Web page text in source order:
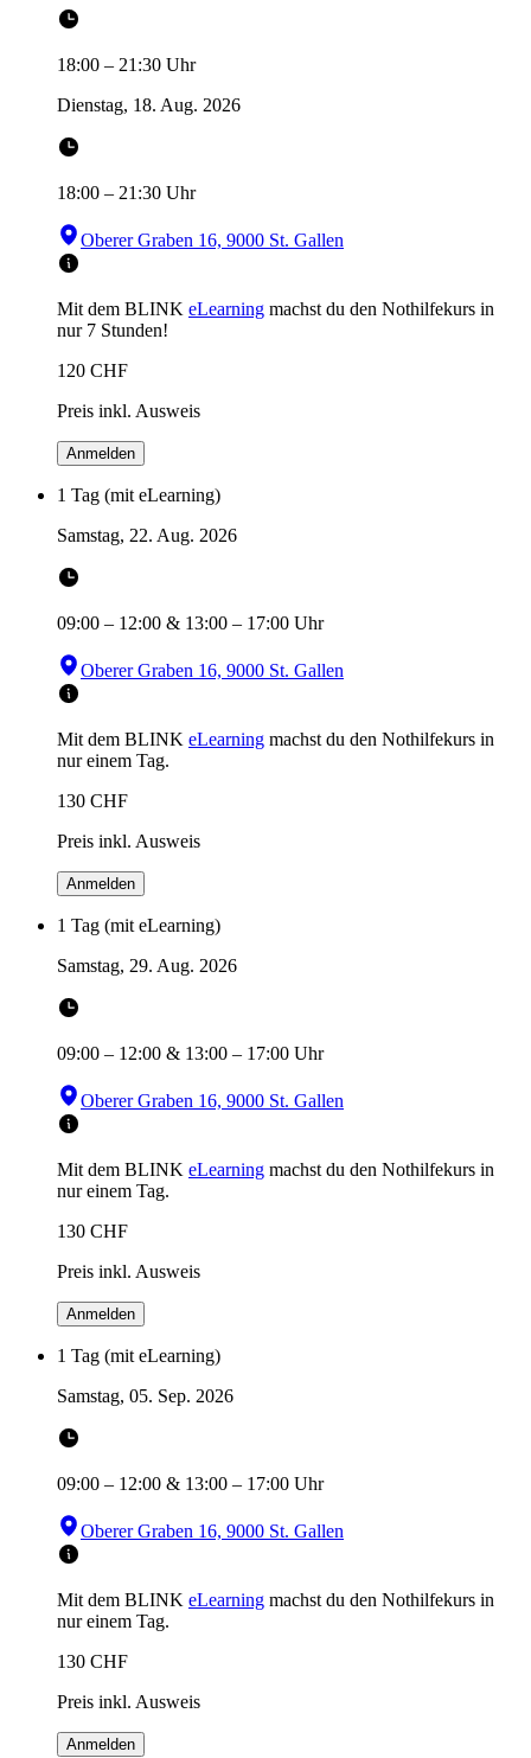
18:00 – 21:30 Uhr
Dienstag, 18. Aug. 2026
18:00 – 21:30 Uhr
Oberer Graben 16, 9000 St. Gallen
Mit dem BLINK eLearning machst du den Nothilfekurs in
nur 7 Stunden!
120 CHF
Preis inkl. Ausweis
Anmelden
1 Tag (mit eLearning)
Samstag, 22. Aug. 2026
09:00 – 12:00 & 13:00 – 17:00 Uhr
Oberer Graben 16, 9000 St. Gallen
Mit dem BLINK eLearning machst du den Nothilfekurs in
nur einem Tag.
130 CHF
Preis inkl. Ausweis
Anmelden
1 Tag (mit eLearning)
Samstag, 29. Aug. 2026
09:00 – 12:00 & 13:00 – 17:00 Uhr
Oberer Graben 16, 9000 St. Gallen
Mit dem BLINK eLearning machst du den Nothilfekurs in
nur einem Tag.
130 CHF
Preis inkl. Ausweis
Anmelden
1 Tag (mit eLearning)
Samstag, 05. Sep. 2026
09:00 – 12:00 & 13:00 – 17:00 Uhr
Oberer Graben 16, 9000 St. Gallen
Mit dem BLINK eLearning machst du den Nothilfekurs in
nur einem Tag.
130 CHF
Preis inkl. Ausweis
Anmelden